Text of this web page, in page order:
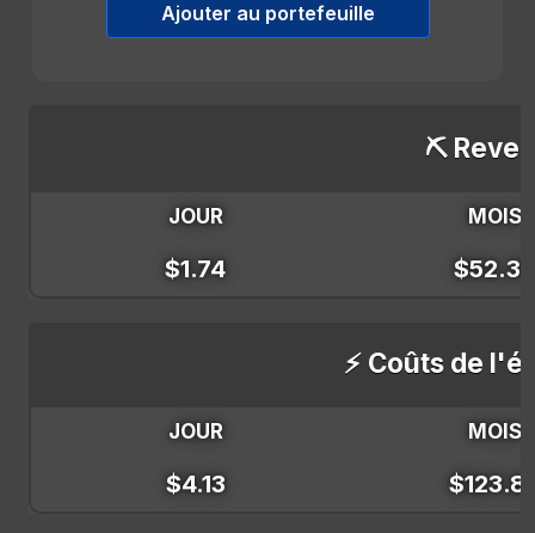
Ajouter au portefeuille
⛏️
JOUR MOIS
$1.74
⚡ Coûts de
JOUR MOIS
$4.13